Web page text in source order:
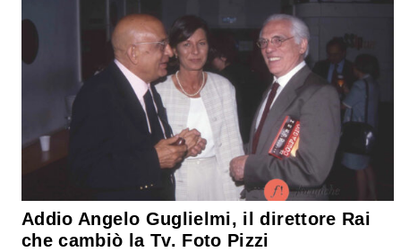
Addio Angelo Guglielmi, il direttore Rai
che cambiò la Tv. Foto Pizzi